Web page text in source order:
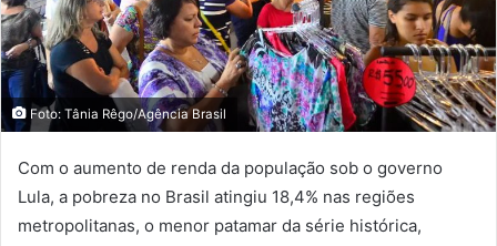
Foto: Tânia Rêgo/Agência Brasil
Com o aumento de renda da população sob o governo
Lula, a pobreza no Brasil atingiu 18,4% nas regiões
metropolitanas, o menor patamar da série histórica,